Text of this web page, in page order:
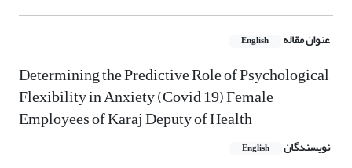
عنوان مقاله English
Determining the Predictive Role of Psychological
Flexibility in Anxiety (Covid 19) Female
Employees of Karaj Deputy of Health
نویسندگان English